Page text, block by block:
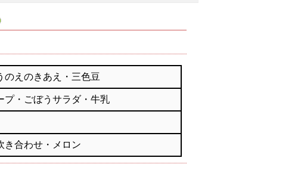
のえのきあえ・三色豆
プ・ごぼうサラダ・牛乳
き合わせ・メロン